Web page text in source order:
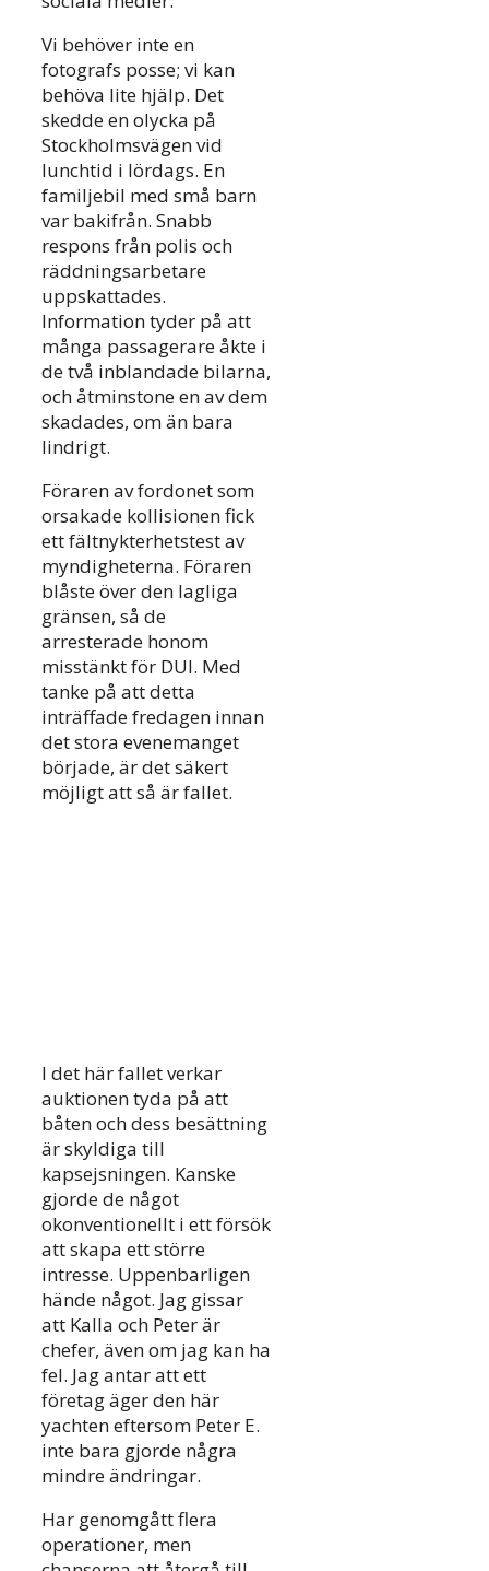
Vi behöver inte en
fotografs posse; vi kan
behöva lite hjälp. Det
skedde en olycka på
Stockholmsvägen vid
lunchtid i lördags. En
familjebil med små barn
var bakifrån. Snabb
respons från polis och
räddningsarbetare
uppskattades.
Information tyder på att
många passagerare åkte i
de två inblandade bilarna,
och åtminstone en av dem
skadades, om än bara
lindrigt.
Föraren av fordonet som
orsakade kollisionen fick
ett fältnykterhetstest av
myndigheterna. Föraren
blåste över den lagliga
gränsen, så de
arresterade honom
misstänkt för DUI. Med
tanke på att detta
inträffade fredagen innan
det stora evenemanget
började, är det säkert
möjligt att så är fallet.
I det här fallet verkar
auktionen tyda på att
båten och dess besättning
är skyldiga till
kapsejsningen. Kanske
gjorde de något
okonventionellt i ett försök
att skapa ett större
intresse. Uppenbarligen
hände något. Jag gissar
att Kalla och Peter är
chefer, även om jag kan ha
fel. Jag antar att ett
företag äger den här
yachten eftersom Peter E.
inte bara gjorde några
mindre ändringar.
Har genomgått flera
operationer, men